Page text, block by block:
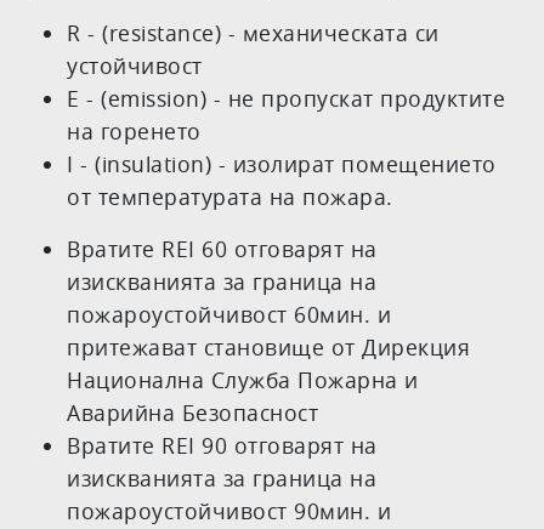
R - (resistance) - механическата си
устойчивост
E - (emission) - не пропускат продуктите
на горенето
I - (insulation) - изолират помещението
от температурата на пожара.
Вратите REI 60 отговарят на
изискванията за граница на
пожароустойчивост 60мин. и
притежават становище от Дирекция
Национална Служба Пожарна и
Аварийна Безопасност
Вратите REI 90 отговарят на
изискванията за граница на
пожароустойчивост 90мин. и